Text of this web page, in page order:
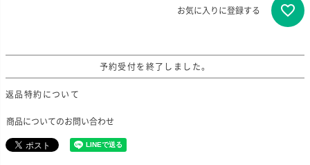
お気に入りに登録する
予約受付を終了しました。
返品特約について
商品についてのお問い合わせ